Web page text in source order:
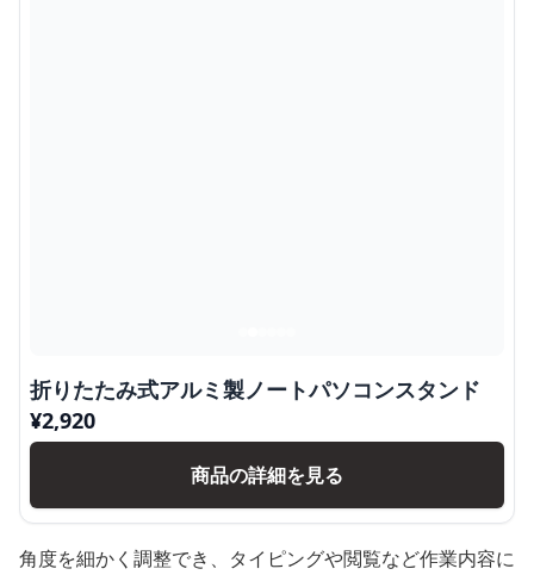
折りたたみ式アルミ製ノートパソコンスタンド
¥2,920
商品の詳細を見る
角度を細かく調整でき、タイピングや閲覧など作業内容に